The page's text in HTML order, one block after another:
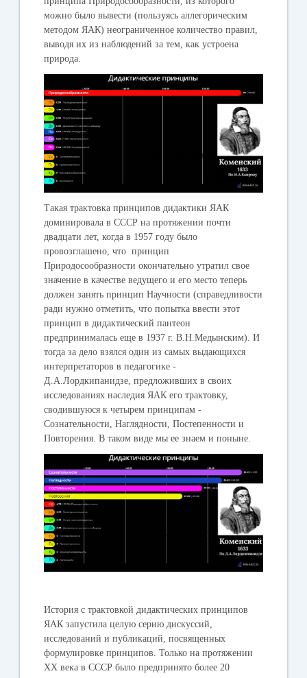
можно было вывести (пользуясь аллегорическим
методом ЯАК) неограниченное количество правил,
выводя их из наблюдений за тем, как устроена
природа.
Такая трактовка принципов дидактики ЯАК
доминировала в СССР на протяжении почти
двадцати лет, когда в 1957 году было
провозглашено, что принцип
Природосообразности окончательно утратил свое
значение в качестве ведущего и его место теперь
должен занять принцип Научности (справедливости
ради нужно отметить, что попытка ввести этот
принцип в дидактический пантеон
предпринималась еще в 1937 г. В.Н.Медынским). И
тогда за дело взялся один из самых выдающихся
интерпретаторов в педагогике -
Д.А.Лордкипанидзе, предложивших в своих
исследованиях наследия ЯАК его трактовку,
сводившуюся к четырем принципам -
Сознательности, Наглядности, Постепенности и
Повторения. В таком виде мы ее знаем и поныне.
История с трактовкой дидактических принципов
ЯАК запустила целую серию дискуссий,
исследований и публикаций, посвященных
формулировке принципов. Только на протяжении
XX века в СССР было предпринято более 20